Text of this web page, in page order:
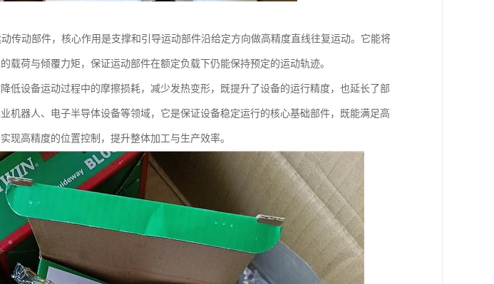
传动部件，核心作用是支撑和引导运动部件沿给定方向做高精度直线往复运动。它能将
载荷与倾覆力矩，保证运动部件在额定负载下仍能保持预定的运动轨迹。
低设备运动过程中的摩擦损耗，减少发热变形，既提升了设备的运行精度，也延长了部
机器人、电子半导体设备等领域，它是保证设备稳定运行的核心基础部件，既能满足高
现高精度的位置控制，提升整体加工与生产效率。